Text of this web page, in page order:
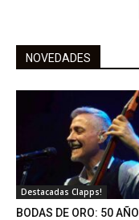
NOVEDADES
Destacadas Clapps!
BODAS DE ORO: 50